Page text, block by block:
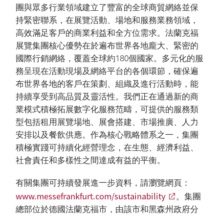
團與眾多行業領域建立了豐富的全球商貿網絡並保
持緊密聯系，在展覽活動、場地和服務業務領域，
高效滿足客戶的商業利益和全方位需求。法蘭克福
展覽集團核心優勢在於遍布世界各地龐大、緊密的
國際行銷網絡，覆蓋全球約180個國家。多元化的服
務呈現在活動現場及網絡平台的各個環節，確保遍
布世界各地的客戶在策劃、組織及進行活動時，能
持續享受到高品質及靈活性。我們正在通過新的商
業模式積極拓展數字化服務范疇，可提供的服務類
型包括租用展覽場地、展會搭建、市場推廣、人力
安排以及餐飲供應。作為核心戰略體系之一，集團
積極實踐可持續化經營理念，在生態、經濟利益、
社會責任和多樣性之間達成有益的平衡。
有關集團可持續發展進一步資料，請瀏覽網頁：
www.messefrankfurt.com/sustainability
。集團
總部位於德國法蘭克福市，由該市和黑森州政府分